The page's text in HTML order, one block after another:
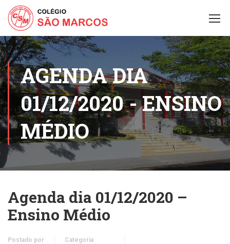
AGENDA DIA
01/12/2020 - ENSINO
MÉDIO
Agenda dia 01/12/2020 –
Ensino Médio
Postado por
Categoria